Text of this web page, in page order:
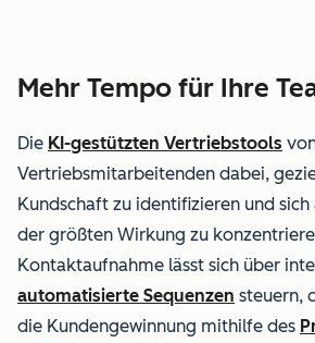
Mehr Tempo für Ihre
Die KI-gestützten Vertriebstools
Vertriebsmitarbeitenden dabei,
Kundschaft zu identifizieren und
der größten Wirkung zu
Kontaktaufnahme lässt sich über
automatisierte Sequenzen steuern,
die Kundengewinnung mithilfe des